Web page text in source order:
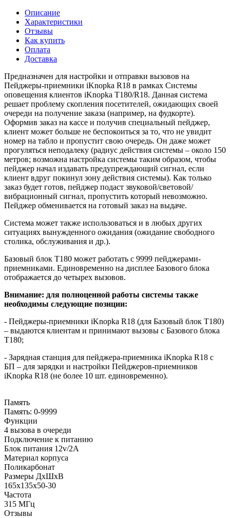
Описание
Характеристики
Отзывы
Как купить
Оплата
Доставка
Предназначен для настройки и отправки вызовов на
Пейджеры-приемники iKnopka R18 в рамках Системы
оповещения клиентов iKnopka T180/R18. Данная система
решает проблему скопления посетителей, ожидающих своей
очереди на получение заказа (например, на фудкорте).
Оформив заказ на кассе и получив специальный пейджер,
клиент может больше не беспокоиться за то, что не увидит
номер на табло и пропустит свою очередь. Он даже может
прогуляться неподалеку (радиус действия системы – около 150
метров; возможна настройка системы таким образом, чтобы
пейджер начал издавать предупреждающий сигнал, если
клиент вдруг покинул зону действия системы). Как только
заказ будет готов, пейджер подаст звуковой/световой/
вибрационный сигнал, пропустить который невозможно.
Пейджер обменивается на готовый заказ на выдаче.
Система может также использоваться и в любых других
ситуациях вынужденного ожидания (ожидание свободного
столика, обслуживания и др.).
Базовый блок T180 может работать с 9999 пейджерами-
приемниками. Единовременно на дисплее Базового блока
отображается до четырех вызовов.
Внимание: для полноценной работы системы также
необходимы следующие позиции:
- Пейджеры-приемники iKnopka R18 (для Базовый блок T180)
– выдаются клиентам и принимают вызовы с Базового блока
T180;
- Зарядная станция для пейджера-приемника iKnopka R18 с
БП – для зарядки и настройки Пейджеров-приемников
iKnopka R18 (не более 10 шт. единовременно).
Память
Память: 0-9999
Функции
4 вызова в очереди
Подключение к питанию
Блок питания 12v/2A
Материал корпуса
Поликарбонат
Размеры ДхШхВ
165x135x50-30
Частота
315 МГц
Отзывы